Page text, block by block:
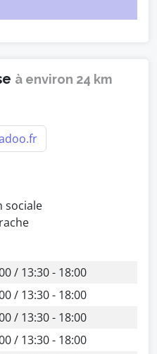
à environ 24 km
sociale
/ 13:30 - 18:00
/ 13:30 - 18:00
/ 13:30 - 18:00
/ 13:30 - 18:00